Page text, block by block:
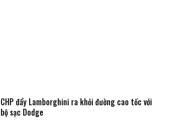
CHP đẩy Lamborghini ra khỏi đường cao tốc với
bộ sạc Dodge